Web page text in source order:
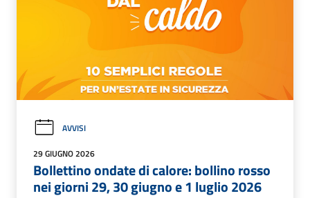
AVVISI
29 GIUGNO 2026
Bollettino ondate di calore: bollino rosso
nei giorni 29, 30 giugno e 1 luglio 2026